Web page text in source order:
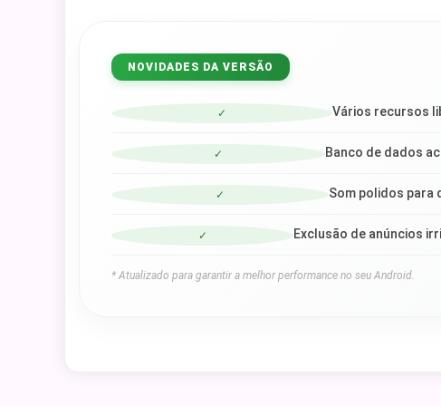
NOVIDADES DA VERSÃO
✓ Vários recursos
✓ Banco de dados
✓ Som polidos para
✓ Exclusão de anúncios
* Atualizado para garantir a melhor performance no seu Android.